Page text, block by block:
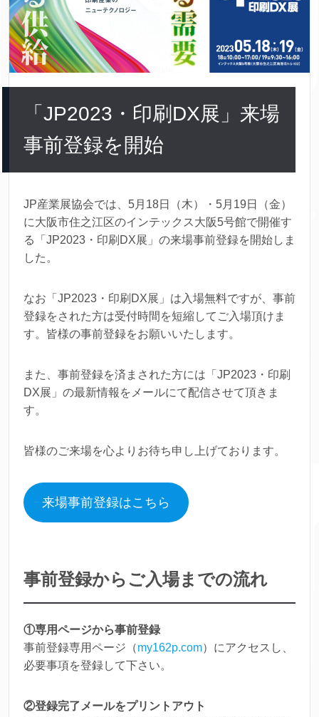
「JP2023・印刷DX展」来場
事前登録を開始
JP産業展協会では、5月18日（木）・5月19日（金）
に大阪市住之江区のインテックス大阪5号館で開催す
る「JP2023・印刷DX展」の来場事前登録を開始しま
した。
なお「JP2023・印刷DX展」は入場無料ですが、事前
登録をされた方は受付時間を短縮してご入場頂けま
す。皆様の事前登録をお願いいたします。
また、事前登録を済まされた方には「JP2023・印刷
DX展」の最新情報をメールにて配信させて頂きま
す。
皆様のご来場を心よりお待ち申し上げております。
来場事前登録はこちら
事前登録からご入場までの流れ
①専用ページから事前登録
事前登録専用ページ（my162p.com）にアクセスし、
必要事項を登録して下さい。
②登録完了メールをプリントアウト